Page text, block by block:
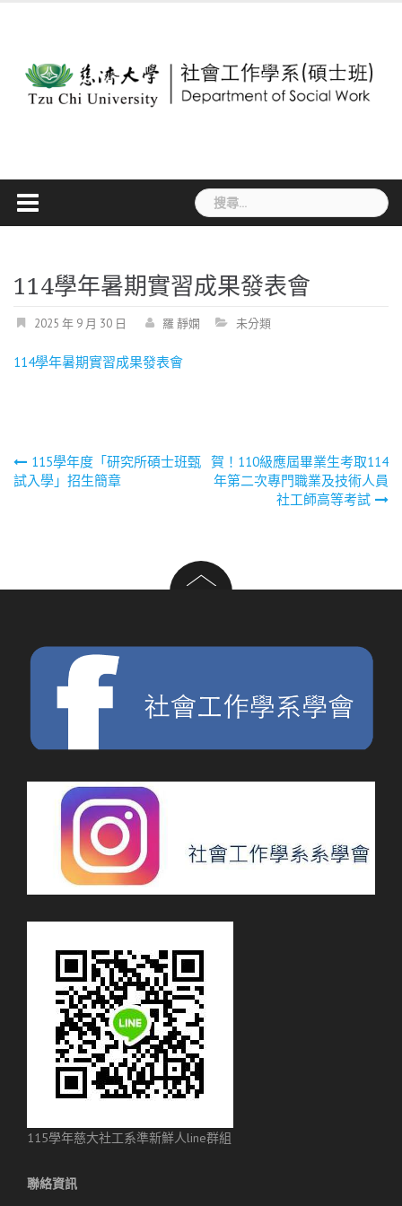
搜
尋
字:
114學年暑期實習成果發表會
2025 年 9 月 30 日 羅 靜嫻 未分類
114學年暑期實習成果發表會
文
覽
115學年度「研究所碩士班甄
試入學」招生簡章
賀！110級應屆畢業生考取114
年第二次專門職業及技術人員
社工師高等考試
115學年慈大社工系準新鮮人line群組
聯絡資訊